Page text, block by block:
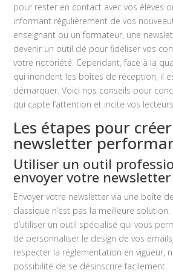
pour rester en contact avec vos élèves
informant régulièrement de vos
enseignant ou un formateur, une
devenir un outil clé pour fidéliser vos
votre notoriété. Cependant, face à la
qui inondent les boîtes de réception, il
démarquer. Voici nos conseils pour
qui capte l’attention et incite vos lecteurs
Les étapes pour
newsletter
Utiliser un outil
envoyer votre newsletter
Envoyer votre newsletter via une boîte
classique n’est pas la meilleure
d’utiliser un outil spécialisé qui vous
de personnaliser le design de vos
respecter la réglementation en vigueur,
possibilité de se désinscrire facilement.